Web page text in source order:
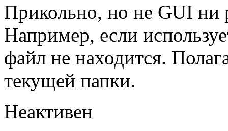
Прикольно, но не GUI ни
Например, если
файл не находится.
текущей папки.
Неактивен